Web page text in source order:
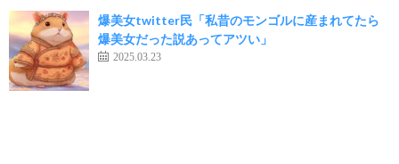
爆美女twitter民「私昔のモンゴルに産まれてたら
爆美女だった説あってアツい」
2025.03.23